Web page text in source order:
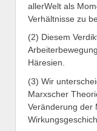
allerWelt als
Verhältnisse zu
(2) Diesem
Häresien.
(3) Wir
Marxscher
Veränderung der